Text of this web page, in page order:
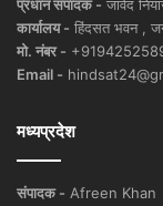
प्रधान संपादक - जावेद
कार्यालय - हिंदसत भवन ,
मो. नंबर -
Email -
मध्यप्रदेश
संपादक - Afreen Khan